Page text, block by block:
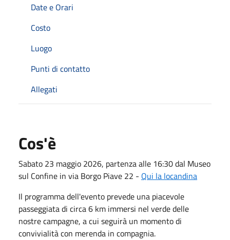
Date e Orari
Costo
Luogo
Punti di contatto
Allegati
Cos'è
Sabato 23 maggio 2026, partenza alle 16:30 dal Museo
sul Confine in via Borgo Piave 22 - Qui la locandina
Il programma dell'evento prevede una piacevole
passeggiata di circa 6 km immersi nel verde delle
nostre campagne, a cui seguirà un momento di
convivialità con merenda in compagnia.